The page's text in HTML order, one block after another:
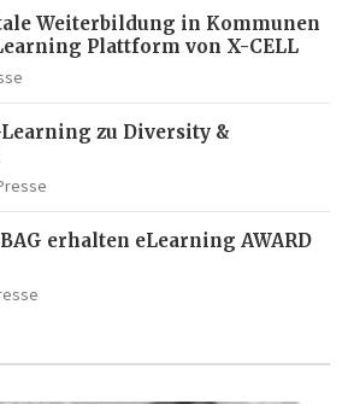
Weiterbildung in Kommunen
Plattform von X-CELL
zu Diversity &
erhalten eLearning AWARD